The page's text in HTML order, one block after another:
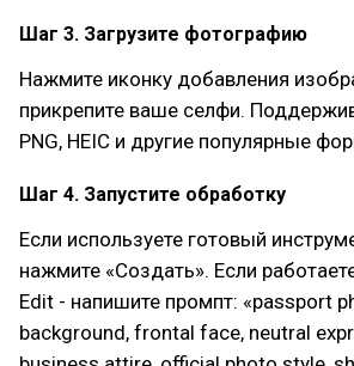
Шаг 3. Загрузите фотографию
Нажмите иконку добавления
прикрепите ваше селфи.
PNG, HEIC и другие популярные
Шаг 4. Запустите обработку
Если используете готовый
нажмите «Создать». Если
Edit - напишите промпт: «passport
background, frontal face, neutral